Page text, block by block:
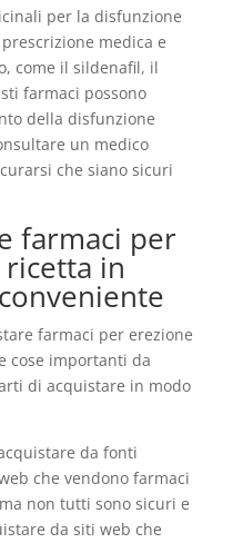
per la disfunzione
medica e
come il sildenafil, il
farmaci possono
della disfunzione
un medico
che siano sicuri
farmaci per
in
farmaci per erezione
cose importanti da
di acquistare in modo
da fonti
che vendono farmaci
non tutti sono sicuri e
da siti web che